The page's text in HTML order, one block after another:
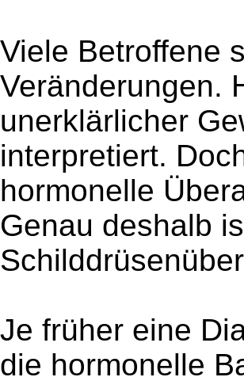
Viele Betroffene
Veränderungen.
unerklärlicher
interpretiert.
hormonelle
Genau deshalb
Je früher eine
die hormonelle